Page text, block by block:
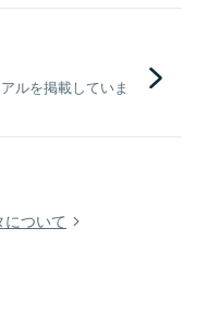
ルを掲載していま
ついて